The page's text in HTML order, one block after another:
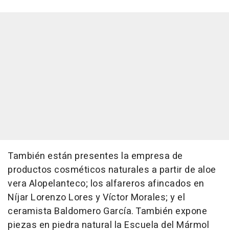
También están presentes la empresa de
productos cosméticos naturales a partir de aloe
vera Alopelanteco; los alfareros afincados en
Níjar Lorenzo Lores y Víctor Morales; y el
ceramista Baldomero García. También expone
piezas en piedra natural la Escuela del Mármol